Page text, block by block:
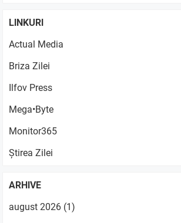
LINKURI
Actual Media
Briza Zilei
Ilfov Press
Mega•Byte
Monitor365
Știrea Zilei
ARHIVE
august 2026 (1)